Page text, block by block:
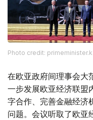
Photo credit:
在欧亚政府间理事会大
一步发展欧亚经济联盟
字合作、完善金融经济
问题。会议听取了欧亚